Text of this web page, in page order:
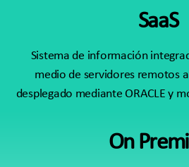
SaaS
Sistema de información
medio de servidores remotos
desplegado mediante ORACLE y
On